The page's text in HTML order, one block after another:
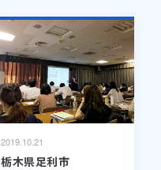
2019.10.21
栃木県足利市